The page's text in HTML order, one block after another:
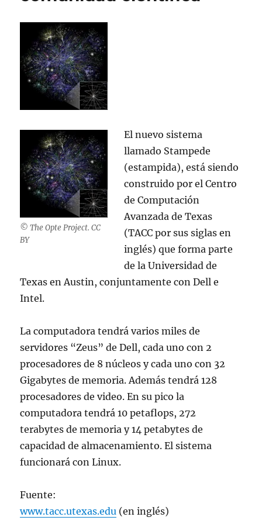
© The Opte Project. CC
BY
El nuevo sistema
llamado Stampede
(estampida), está siendo
construido por el Centro
de Computación
Avanzada de Texas
(TACC por sus siglas en
inglés) que forma parte
de la Universidad de
Texas en Austin, conjuntamente con Dell e
Intel.
La computadora tendrá varios miles de
servidores “Zeus” de Dell, cada uno con 2
procesadores de 8 núcleos y cada uno con 32
Gigabytes de memoria. Además tendrá 128
procesadores de video. En su pico la
computadora tendrá 10 petaflops, 272
terabytes de memoria y 14 petabytes de
capacidad de almacenamiento. El sistema
funcionará con Linux.
Fuente:
www.tacc.utexas.edu (en inglés)